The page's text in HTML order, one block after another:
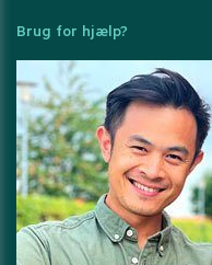
Brug for hjælp?